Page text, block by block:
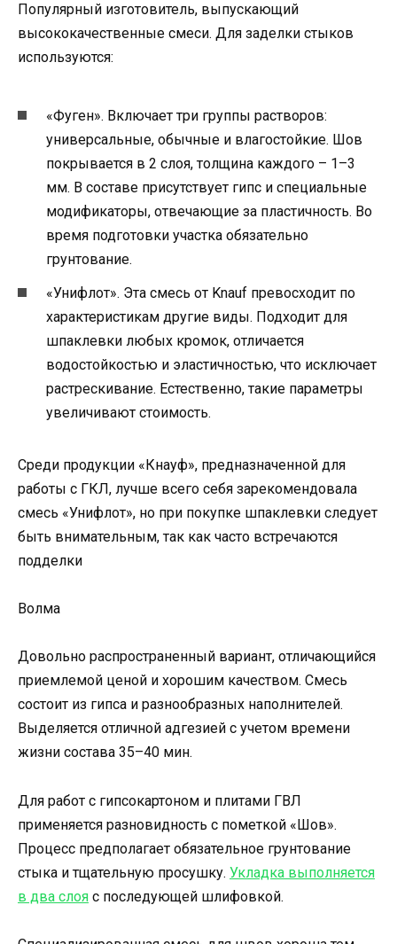
Популярный изготовитель, выпускающий
высококачественные смеси. Для заделки стыков
используются:
«Фуген». Включает три группы растворов:
универсальные, обычные и влагостойкие. Шов
покрывается в 2 слоя, толщина каждого – 1–3
мм. В составе присутствует гипс и специальные
модификаторы, отвечающие за пластичность. Во
время подготовки участка обязательно
грунтование.
«Унифлот». Эта смесь от Knauf превосходит по
характеристикам другие виды. Подходит для
шпаклевки любых кромок, отличается
водостойкостью и эластичностью, что исключает
растрескивание. Естественно, такие параметры
увеличивают стоимость.
Среди продукции «Кнауф», предназначенной для
работы с ГКЛ, лучше всего себя зарекомендовала
смесь «Унифлот», но при покупке шпаклевки следует
быть внимательным, так как часто встречаются
подделки
Волма
Довольно распространенный вариант, отличающийся
приемлемой ценой и хорошим качеством. Смесь
состоит из гипса и разнообразных наполнителей.
Выделяется отличной адгезией с учетом времени
жизни состава 35–40 мин.
Для работ с гипсокартоном и плитами ГВЛ
применяется разновидность с пометкой «Шов».
Процесс предполагает обязательное грунтование
стыка и тщательную просушку. Укладка выполняется
в два слоя с последующей шлифовкой.